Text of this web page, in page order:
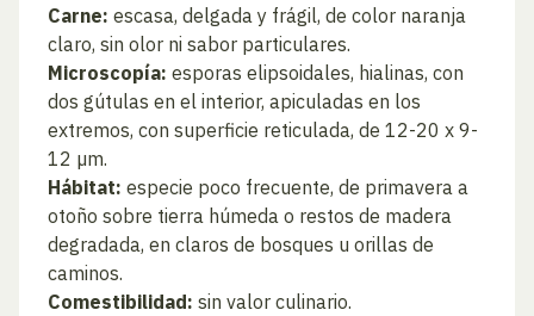
Carne: escasa, delgada y frágil, de color naranja
claro, sin olor ni sabor particulares.
Microscopía: esporas elipsoidales, hialinas, con
dos gútulas en el interior, apiculadas en los
extremos, con superficie reticulada, de 12-20 x 9-
12 µm.
Hábitat: especie poco frecuente, de primavera a
otoño sobre tierra húmeda o restos de madera
degradada, en claros de bosques u orillas de
caminos.
Comestibilidad: sin valor culinario.